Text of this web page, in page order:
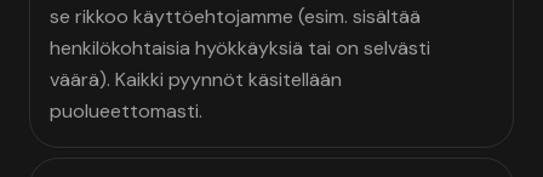
se rikkoo käyttöehtojamme (esim. sisältää
henkilökohtaisia hyökkäyksiä tai on selvästi
väärä). Kaikki pyynnöt käsitellään
puolueettomasti.